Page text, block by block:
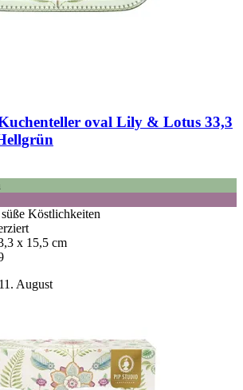
oval Lily & Lotus 33,3
Köstlichkeiten
x 15,5 cm
August